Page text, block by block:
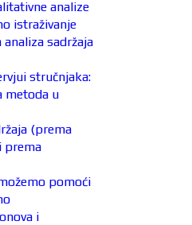
analize
istraživanje
analiza sadržaja
stručnjaka:
metoda u
(prema
prema
pomoći
i